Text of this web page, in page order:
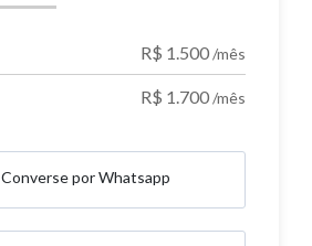
R$ 1.500/mês
R$ 1.700/mês
Converse por Whatsapp